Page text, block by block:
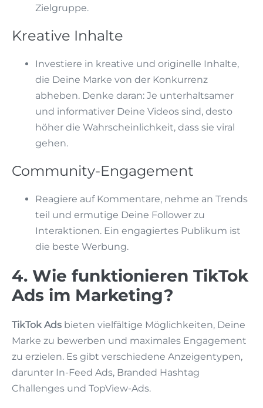
Zielgruppe.
Kreative Inhalte
Investiere in kreative und originelle Inhalte,
die Deine Marke von der Konkurrenz
abheben. Denke daran: Je unterhaltsamer
und informativer Deine Videos sind, desto
höher die Wahrscheinlichkeit, dass sie viral
gehen.
Community-Engagement
Reagiere auf Kommentare, nehme an Trends
teil und ermutige Deine Follower zu
Interaktionen. Ein engagiertes Publikum ist
die beste Werbung.
4. Wie funktionieren TikTok
Ads im Marketing?
TikTok Ads bieten vielfältige Möglichkeiten, Deine
Marke zu bewerben und maximales Engagement
zu erzielen. Es gibt verschiedene Anzeigentypen,
darunter In-Feed Ads, Branded Hashtag
Challenges und TopView-Ads.